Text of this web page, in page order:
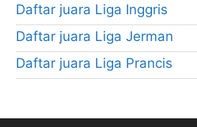
Daftar juara Liga Inggris
Daftar juara Liga Jerman
Daftar juara Liga Prancis